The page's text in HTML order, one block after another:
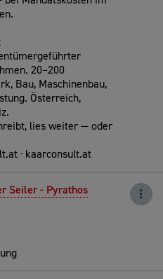
20–200
Bau, Maschinenbau,
Österreich,
lies weiter — oder
· kaarconsult.at
Seiler - Pyrathos